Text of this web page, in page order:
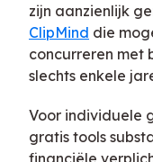
zijn aanzienlijk
ClipMind die
concurreren met
slechts enkele
Voor individuele
gratis tools
financiële